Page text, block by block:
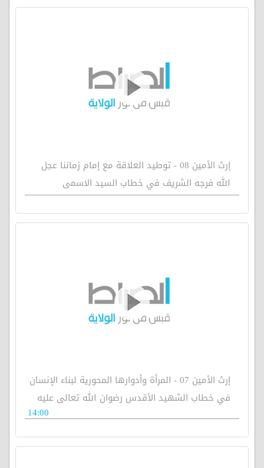
إرث الأمين 08 - توطيد العلاقة مع إمام زماننا عجل
الله فرجه الشريف في خطاب السيد الاسمى
إرث الأمين 07 - المرأة وأدوارها المحورية لبناء الإنسان
في خطاب الشهيد الأقدس رضوان الله تعالى عليه
14:00